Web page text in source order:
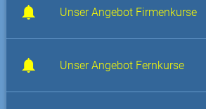
Unser Angebot Firmenkurse
Unser Angebot Fernkurse